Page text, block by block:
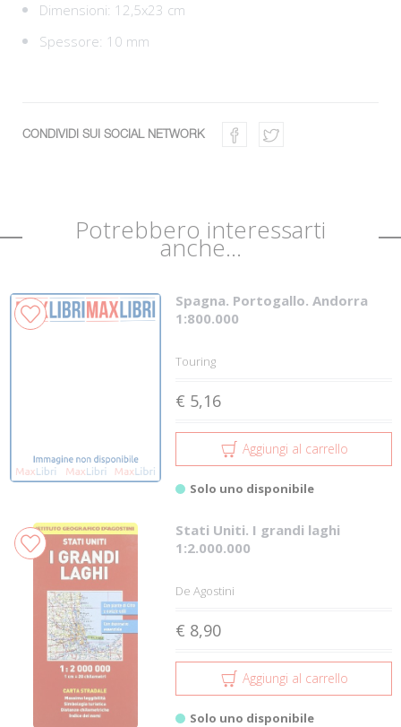
Dimensioni: 12,5x23 cm
Spessore: 10 mm
CONDIVIDI SUI SOCIAL NETWORK
Potrebbero interessarti
anche...
Spagna. Portogallo. Andorra
1:800.000
Touring
€ 5,16
Aggiungi al carrello
Solo uno disponibile
Stati Uniti. I grandi laghi
1:2.000.000
De Agostini
€ 8,90
Aggiungi al carrello
Solo uno disponibile